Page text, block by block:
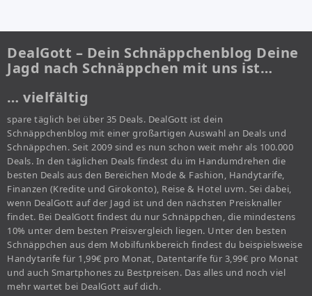
DealGott – Dein Schnäppchenblog Deine
Jagd nach Schnäppchen mit uns ist…
… vielfältig
spare täglich bei über 35 Deals. DealGott ist dein
Schnäppchenblog mit einer großartigen Auswahl an Deals und
Schnäppchen. Seit 2009 sind es nun schon weit mehr als 100.000
Deals. In den täglichen Deals findest du im Handumdrehen die
besten Deals aus den Bereichen Mode & Fashion, Handytarife,
Finanzen (Kredite und Girokonto), Reise & Hotel uvm. Sei dabei,
wenn DealGott auf der Jagd ist und den nächsten Preisknaller
findet. Bei DealGott findest du nur Schnäppchen, die mindestens
10% unter dem besten Preisvergleich liegen. Unter den besten
Schnäppchen aus dem Mobilfunkbereich findest du beispielsweise
Handytarife für 1,99€ pro Monat, Datentarife für 3,99€ pro Monat
und auch Smartphones zu Bestpreisen. Das alles und noch viel
mehr wartet bei DealGott auf dich.